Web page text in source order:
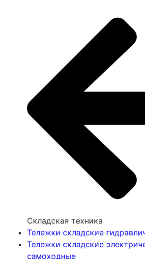
Складская техника
Тележки складские
Тележки складские
самоходные